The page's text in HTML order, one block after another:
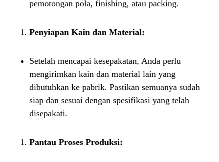
pemotongan pola, finishing, atau packing.
Penyiapan Kain dan Material:
Setelah mencapai kesepakatan, Anda perlu
mengirimkan kain dan material lain yang
dibutuhkan ke pabrik. Pastikan semuanya sudah
siap dan sesuai dengan spesifikasi yang telah
disepakati.
Pantau Proses Produksi: